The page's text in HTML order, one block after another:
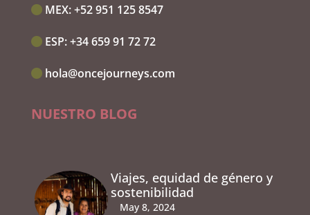
MEX:‭+52 951 125 8547
ESP:‭+34 659 91 72 72
hola@oncejourneys.com
NUESTRO BLOG
Viajes, equidad de género y
sostenibilidad
May 8, 2024